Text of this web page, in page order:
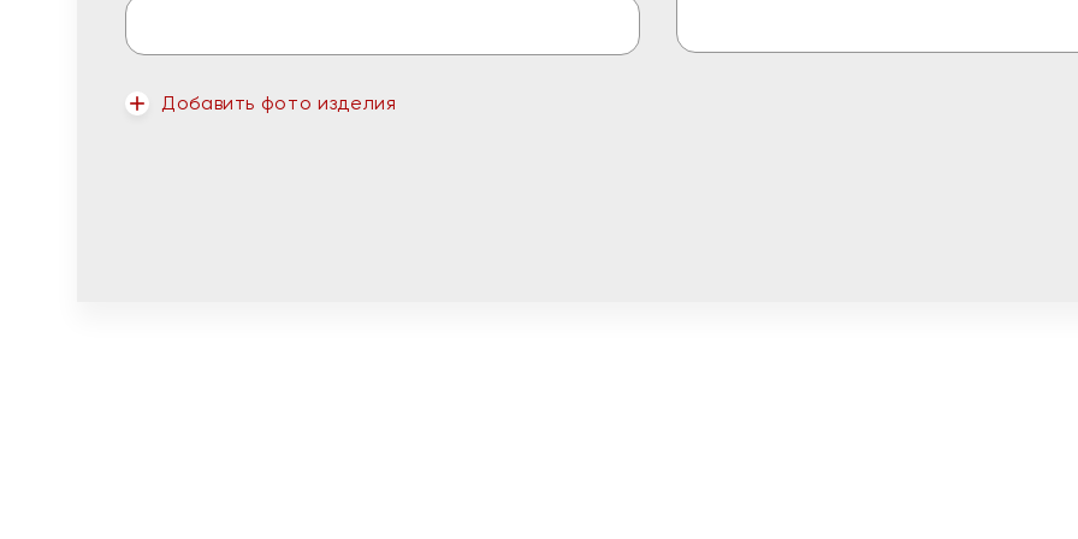
Добавить фото изделия